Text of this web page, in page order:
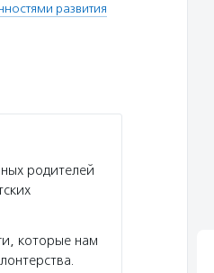
развития
родителей
которые нам